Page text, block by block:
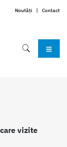
Noutăți | Contact
vizite